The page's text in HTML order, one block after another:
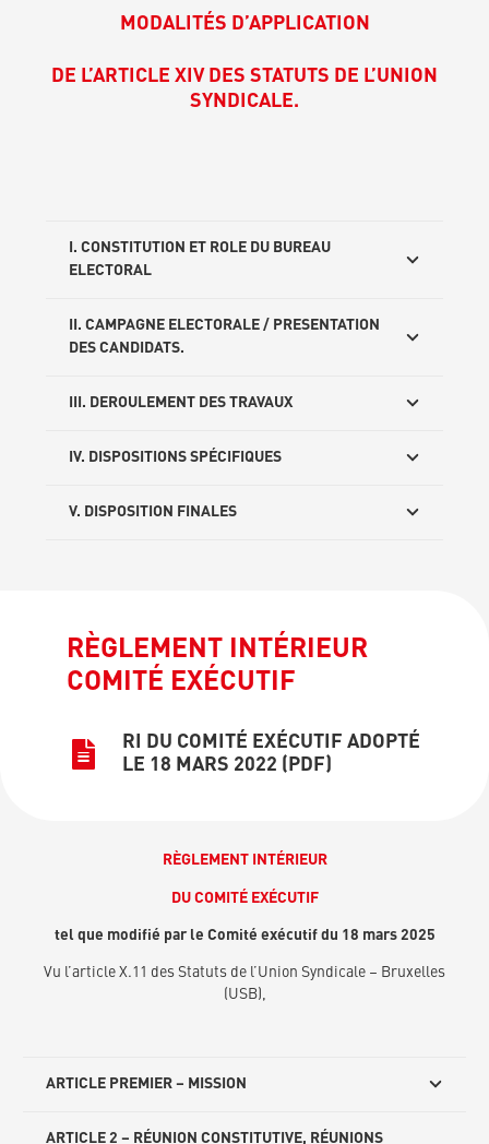
MODALITÉS D’APPLICATION
DE L’ARTICLE XIV DES STATUTS DE L’UNION
SYNDICALE.
I. CONSTITUTION ET ROLE DU BUREAU
ELECTORAL
II. CAMPAGNE ELECTORALE / PRESENTATION
DES CANDIDATS.
III. DEROULEMENT DES TRAVAUX
IV. DISPOSITIONS SPÉCIFIQUES
V. DISPOSITION FINALES
RÈGLEMENT INTÉRIEUR
COMITÉ EXÉCUTIF
RI DU COMITÉ EXÉCUTIF ADOPTÉ
LE 18 MARS 2022 (PDF)
RÈGLEMENT INTÉRIEUR
DU COMITÉ EXÉCUTIF
tel que modifié par le Comité exécutif du 18 mars 2025
Vu l’article X.11 des Statuts de l’Union Syndicale – Bruxelles
(USB),
ARTICLE PREMIER – MISSION
ARTICLE 2 – RÉUNION CONSTITUTIVE, RÉUNIONS